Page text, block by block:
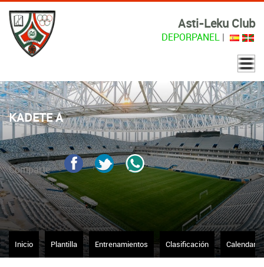
Asti-Leku Club
DEPORPANEL |
KADETE A
Comparte
Inicio Plantilla Entrenamientos Clasificación Calendario